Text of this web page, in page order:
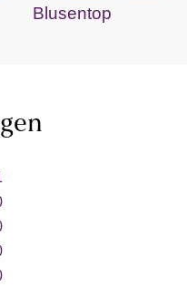
Blusentop